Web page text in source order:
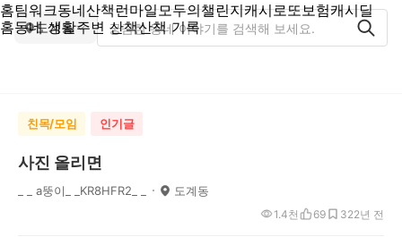
홈팀워크동네산책런마일모두의챌린지캐시로또보험캐시딜
홈동네 생활주변 산책산책 기록
도계동
친목/모임 인기글
사진 올리면
_ _ a뚱이_ _KR8HFR2_ _ 도계동
2년 전
1.4천 69 32